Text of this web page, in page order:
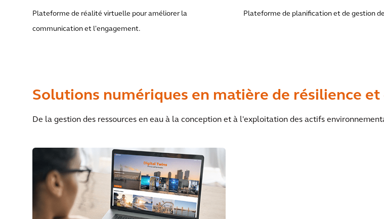
Plateforme de réalité virtuelle pour améliorer la
communication et l'engagement.
Plateforme de planification et de gestion
Solutions numériques en matière de résilience
De la gestion des ressources en eau à la conception et à l'exploitation des actifs